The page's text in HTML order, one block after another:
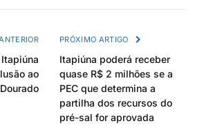
ao
PRÓXIMO ARTIGO
Itapiúna poderá receber
quase R$ 2 milhões se a
PEC que determina a
partilha dos recursos do
pré-sal for aprovada